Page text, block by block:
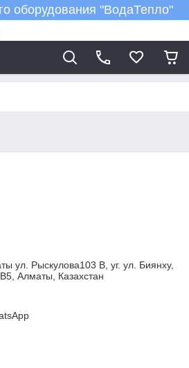
оборудования "ВодаТепло"
ул. Рыскулова103 В, уг. ул. Биянху,
Алматы, Казахстан